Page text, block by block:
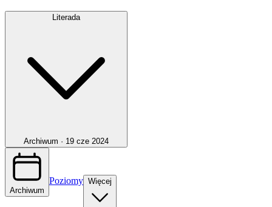
Literada
Archiwum · 19 cze 2024
Archiwum
Poziomy Więcej